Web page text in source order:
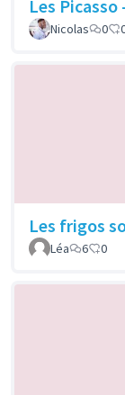
Les Picasso
Nicolas
0
Les frigos
Léa
6 0